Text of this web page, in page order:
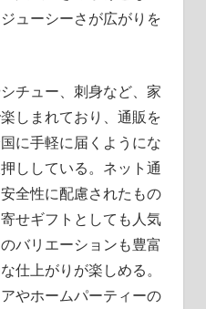
ューシーさが広がりを
チュー、刺身など、家
しまれており、通販を
に手軽に届くようにな
ししている。ネット通
全性に配慮されたもの
せギフトとしても人気
バリエーションも豊富
仕上がりが楽しめる。
やホームパーティーの